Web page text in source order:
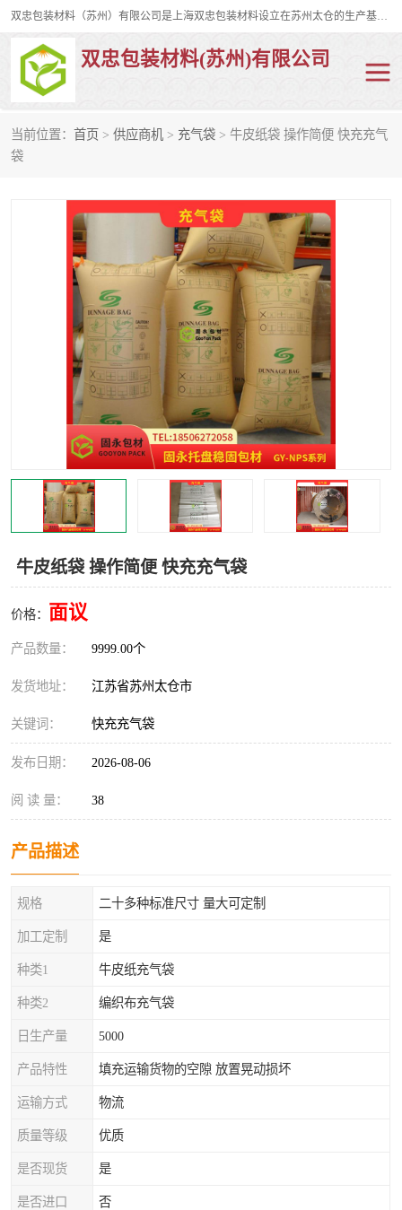
双忠包装材料（苏州）有限公司是上海双忠包装材料设立在苏州太仓的生产基地，占地约2万平米，产品主要有打孔缠绕膜，拉伸蜂窝纸，集装箱充气袋，滑托板，打包带，裹包网兜，防滑纸等箱体和托盘的运输和保护性包材。固永包材®，GooYon Pack®，是我们保护性包装材料的专属品牌。
双忠包装材料(苏州)有限公司
当前位置： 首页 > 供应商机 > 充气袋 > 牛皮纸袋 操作简便 快充充气
袋
牛皮纸袋 操作简便 快充充气袋
价格： 面议
产品数量： 9999.00个
发货地址： 江苏省苏州太仓市
关键词： 快充充气袋
发布日期： 2026-08-06
阅 读 量： 38
产品描述
规格 二十多种标准尺寸 量大可定制
加工定制 是
种类1 牛皮纸充气袋
种类2 编织布充气袋
日生产量 5000
产品特性 填充运输货物的空隙 放置晃动损坏
运输方式 物流
质量等级 优质
是否现货 是
是否进口 否
裹包网兜 纤维打包带
充气袋
缠绕膜
托盘裹包网兜
托盘捆绑带